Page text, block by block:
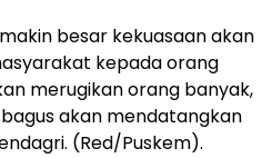
besar kekuasaan akan
kepada orang
merugikan orang banyak,
akan mendatangkan
(Red/Puskem).